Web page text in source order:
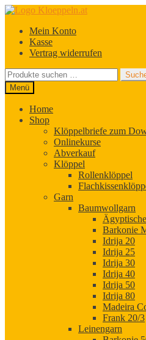
Zur
springen
Zum
springenMein Konto
Kasse
Vertrag widerrufen
Suchen
nach:
Menü
Home
Shop
Klöppelbriefe zum
Onlinekurse
Abverkauf
Klöppel
Rollenklöppel
Garn
Baumwollgarn
Barkonie
Idrija 20
Idrija 25
Idrija 30
Idrija 40
Idrija 50
Idrija 80
Madeira
Frank 20/3
Leinengarn